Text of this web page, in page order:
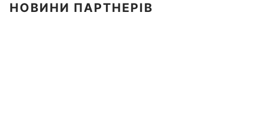
НОВИНИ ПАРТНЕРІВ